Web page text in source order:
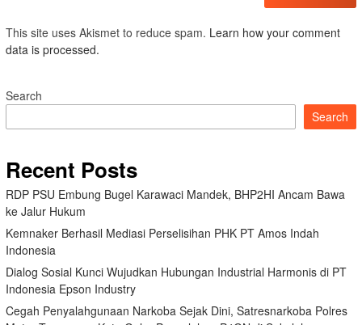
This site uses Akismet to reduce spam. Learn how your comment
data is processed.
Search
Search
Recent Posts
RDP PSU Embung Bugel Karawaci Mandek, BHP2HI Ancam Bawa
ke Jalur Hukum
Kemnaker Berhasil Mediasi Perselisihan PHK PT Amos Indah
Indonesia
Dialog Sosial Kunci Wujudkan Hubungan Industrial Harmonis di PT
Indonesia Epson Industry
Cegah Penyalahgunaan Narkoba Sejak Dini, Satresnarkoba Polres